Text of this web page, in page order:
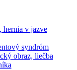
hernia v jazve
syndróm
obraz, liečba